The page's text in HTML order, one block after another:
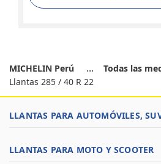
MICHELIN Perú
Todas las
Llantas 285 / 40 R 22
LLANTAS PARA AUTOMÓVILES,
LLANTAS PARA MOTO Y SCOOTER